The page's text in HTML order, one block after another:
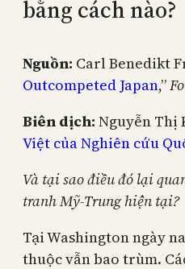
bằng cách nào?
Nguồn: Carl Benedikt
Outcompeted Japan,”
Biên dịch: Nguyễn Thị
Việt của Nghiên cứu
Và tại sao điều đó lại
tranh Mỹ-Trung hiện tại?
Tại Washington ngày
thuộc vẫn bao trùm.